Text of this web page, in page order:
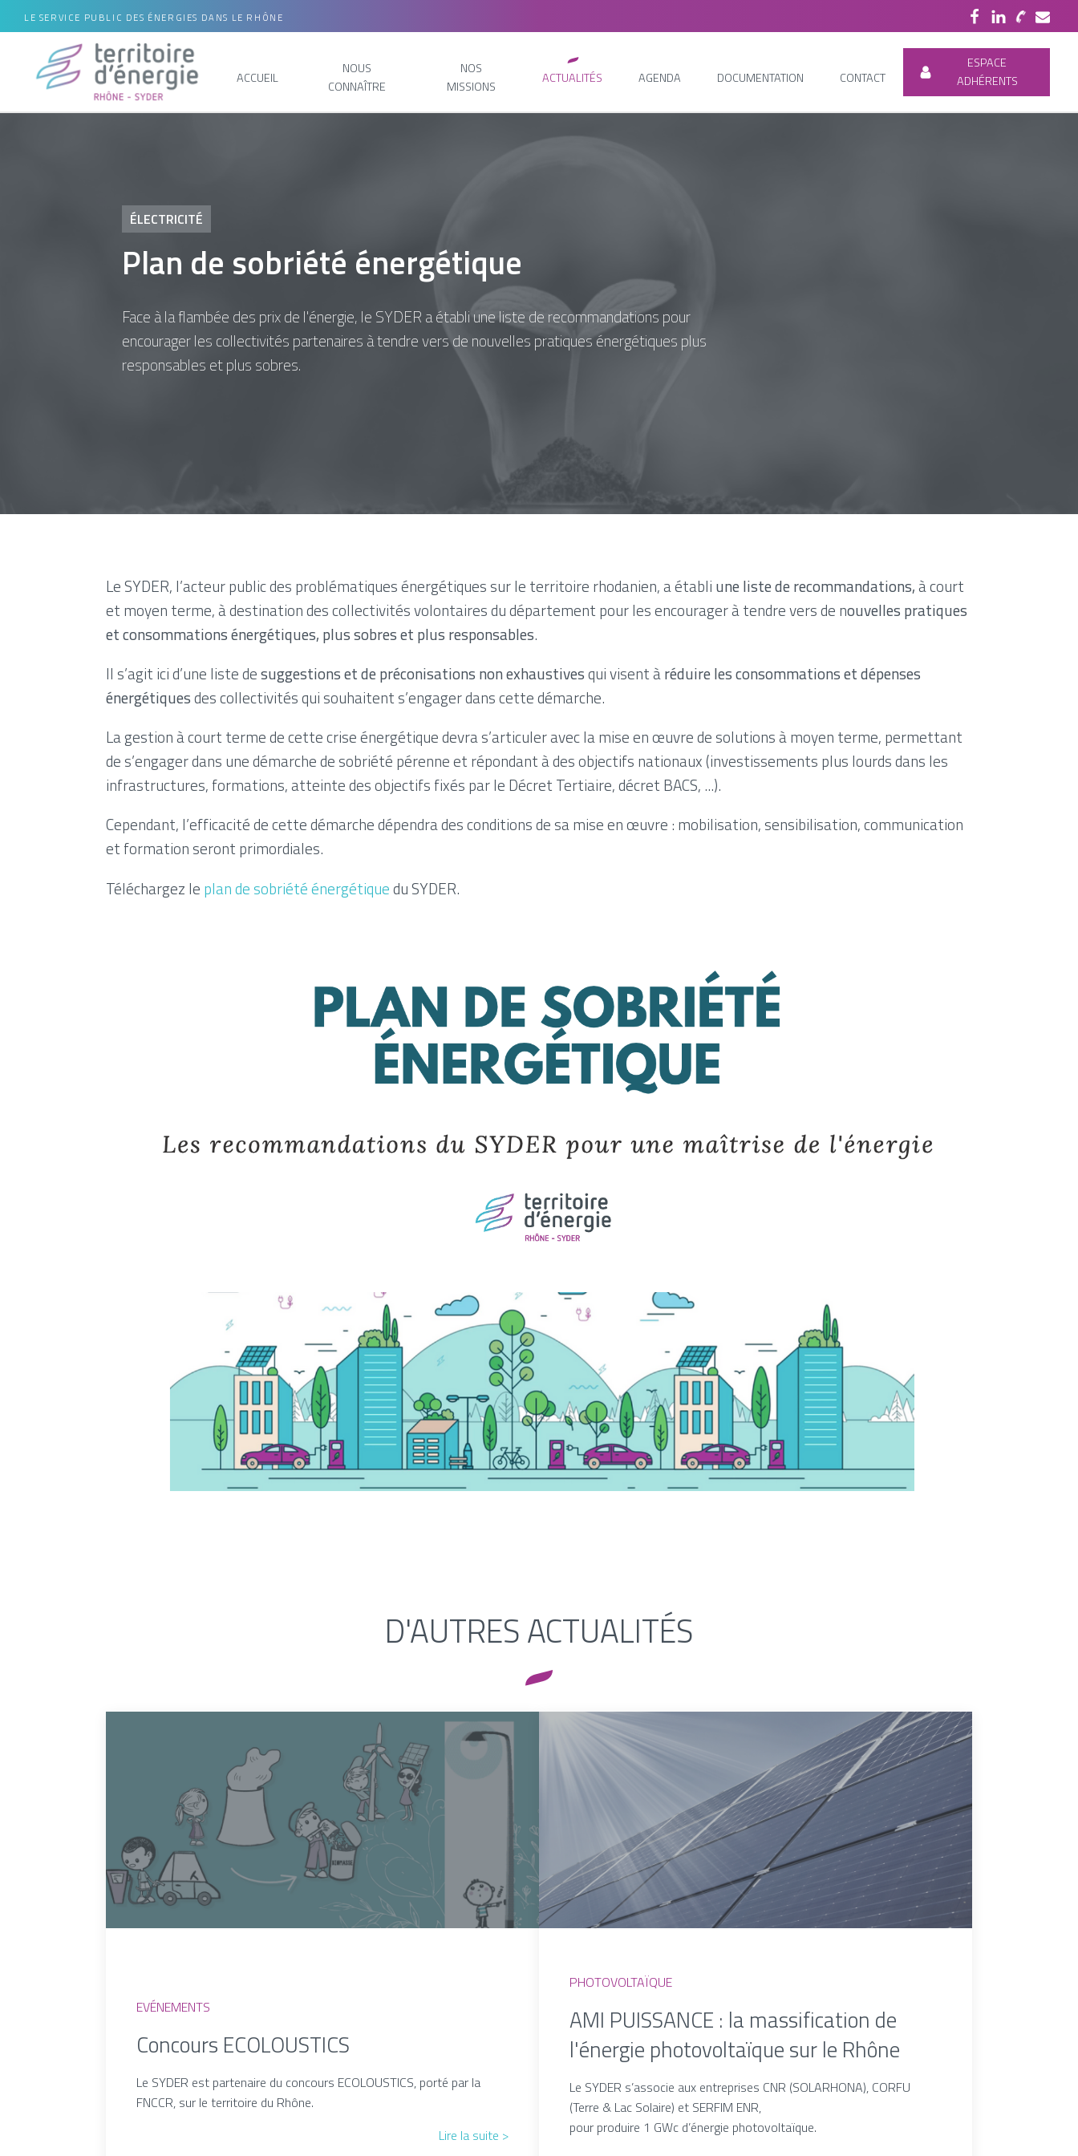
LE SERVICE PUBLIC DES ÉNERGIES DANS LE RHÔNE
ACCUEIL
NOUS
CONNAÎTRE
NOS
MISSIONS
ACTUALITÉS AGENDA DOCUMENTATION CONTACT
ESPACE
ADHÉRENTS
ÉLECTRICITÉ
Plan de sobriété énergétique
Face à la flambée des prix de l'énergie, le SYDER a établi une liste de recommandations pour
encourager les collectivités partenaires à tendre vers de nouvelles pratiques énergétiques plus
responsables et plus sobres.
Le SYDER, l’acteur public des problématiques énergétiques sur le territoire rhodanien, a établi une liste de recommandations, à court
et moyen terme, à destination des collectivités volontaires du département pour les encourager à tendre vers de nouvelles pratiques
et consommations énergétiques, plus sobres et plus responsables.
Il s’agit ici d’une liste desuggestions et de préconisations non exhaustivesqui visent àréduire les consommations et dépenses
énergétiquesdes collectivités qui souhaitent s’engager dans cette démarche.
La gestion à court terme de cette crise énergétique devra s’articuler avec la mise en œuvre de solutions à moyen terme, permettant
de s’engager dans une démarche de sobriété pérenne et répondant à des objectifs nationaux (investissements plus lourds dans les
infrastructures, formations, atteinte des objectifs fixés par le Décret Tertiaire, décret BACS, ...).
Cependant, l’efficacité de cette démarche dépendra des conditions de sa mise en œuvre : mobilisation, sensibilisation, communication
et formation seront primordiales.
Téléchargez le plan de sobriété énergétiquedu SYDER.
D'AUTRES ACTUALITÉS
EVÉNEMENTS
Concours ECOLOUSTICS
Le SYDER est partenaire du concours ECOLOUSTICS, porté par la
FNCCR, sur le territoire du Rhône.
Lire la suite >
PHOTOVOLTAÏQUE
AMI PUISSANCE : la massification de
l'énergie photovoltaïque sur le Rhône
Le SYDER s’associe aux entreprises CNR (SOLARHONA), CORFU
(Terre & Lac Solaire) et SERFIM ENR,
pour produire 1 GWc d’énergie photovoltaïque.